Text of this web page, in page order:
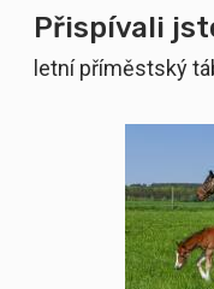
Přispívali
letní příměstský